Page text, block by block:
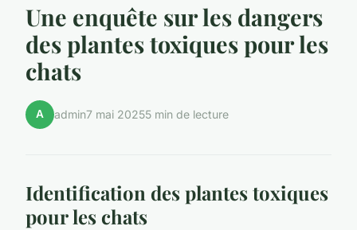
Une enquête sur les dangers
des plantes toxiques pour les
chats
A admin7 mai 20255 min de lecture
Identification des plantes toxiques
pour les chats